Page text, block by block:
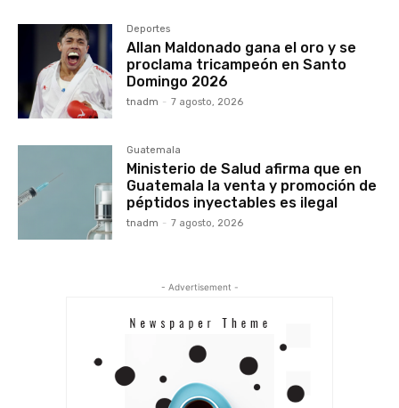
Deportes
Allan Maldonado gana el oro y se
proclama tricampeón en Santo
Domingo 2026
tnadm - 7 agosto, 2026
Guatemala
Ministerio de Salud afirma que en
Guatemala la venta y promoción de
péptidos inyectables es ilegal
tnadm - 7 agosto, 2026
- Advertisement -